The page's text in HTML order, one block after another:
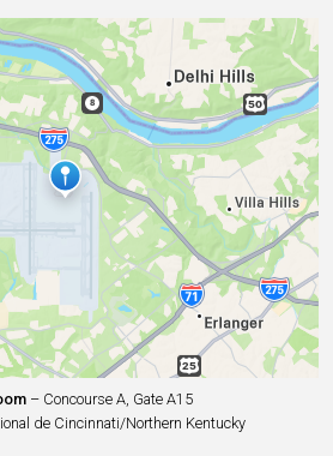
– Concourse A, Gate A15
de Cincinnati/Northern Kentucky